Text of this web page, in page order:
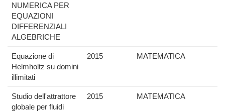
NUMERICA PER
EQUAZIONI
DIFFERENZIALI
ALGEBRICHE
Equazione di
Helmholtz su domini
illimitati
2015 MATEMATICA
Studio dell'attrattore
globale per fluidi
2015 MATEMATICA